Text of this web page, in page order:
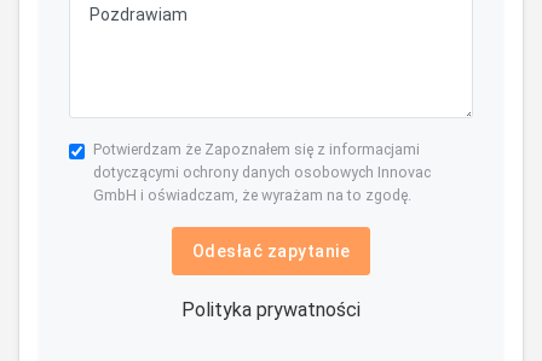
Potwierdzam że Zapoznałem się z informacjami
dotyczącymi ochrony danych osobowych Innovac
GmbH i oświadczam, że wyrażam na to zgodę.
Odesłać zapytanie
Polityka prywatności